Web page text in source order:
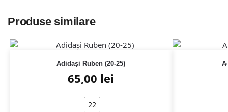
Produse similare
Adidași Ruben (20-25)
65,00 lei
22